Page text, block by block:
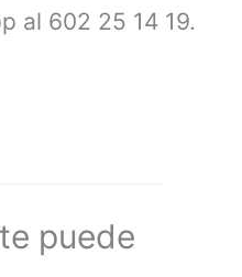
al 602 25 14 19.
puede